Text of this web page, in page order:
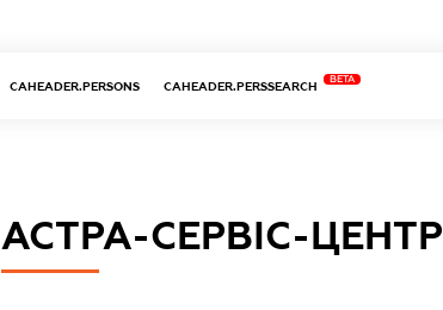
CAHEADER.PERSONS CAHEADER.PERSSEARCH
BETA
АСТРА-СЕРВІС-ЦЕНТР